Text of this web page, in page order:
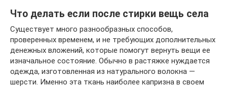
Что делать если после стирки вещь села
Существует много разнообразных способов,
проверенных временем, и не требующих дополнительных
денежных вложений, которые помогут вернуть вещи ее
изначальное состояние. Обычно в растяжке нуждается
одежда, изготовленная из натурального волокна —
шерсти. Именно эта ткань наиболее капризна в своем